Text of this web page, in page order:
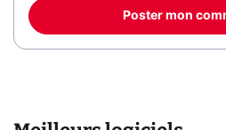
Poster mon